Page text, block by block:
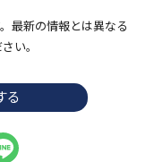
最新の情報とは異なる
い。
る